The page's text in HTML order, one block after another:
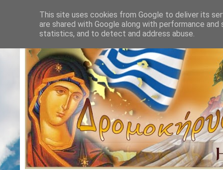
This site uses cookies from Google to deliver its
are shared with Google along with performance
statistics, and to detect and address abuse.